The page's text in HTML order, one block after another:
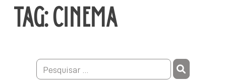
TAG:CINEMA
Pesquisar
por: